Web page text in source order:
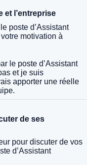
et l’entreprise
poste d’Assistant
motivation à
le poste d’Assistant
et je suis
apporter une réelle
de ses
pour discuter de vos
d’Assistant